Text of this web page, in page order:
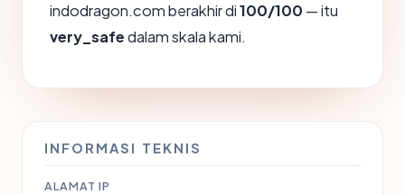
indodragon.com berakhir di100/100 — itu
very_safedalam skala kami.
INFORMASI TEKNIS
ALAMAT IP